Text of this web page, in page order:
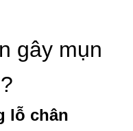
gây mụn
lỗ chân